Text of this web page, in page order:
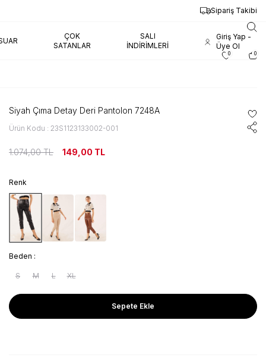
Sipariş Takibi
ÇOK
SATANLAR
SALI
İNDIRIMLERI
Giriş Yap -
Üye Ol
0 0
Siyah Çıma Detay Deri Pantolon 7248A
Ürün Kodu : 23S1123133002-001
1.074,00TL 149,00 TL
Renk
Beden :
S M L XL
Sepete Ekle